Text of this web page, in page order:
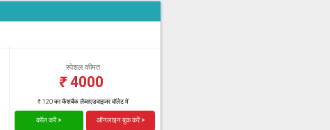
स्पेशल कीमत
₹4000
₹ 120 का कैशबैक लैब्सएडवाइजर वॉलेट में
कॉल करें > ऑनलाइन बुक करें >